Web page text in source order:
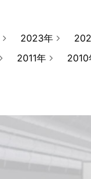
2023年
2011年 2010